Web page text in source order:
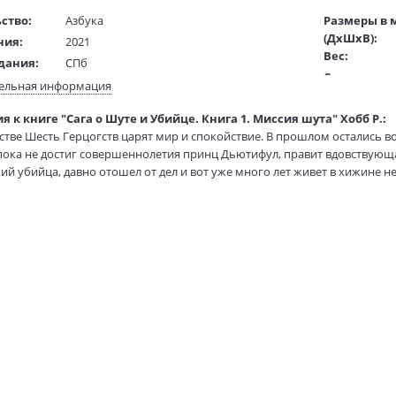
Азбука
2021
СПб
16+
английский
Твердый переплет+суперобложка
215x145 мм
Размеры в
(ДхШхВ):
Вес:
Страниц:
Код товара:
Артикул:
ISBN:
информация
к книге "Сага о Шуте и Убийце. Книга 1. Миссия шута" Хобб Р.:
Шесть Герцогств царят мир и спокойствие. В прошлом
не достиг совершеннолетия принц Дьютифул, правит
убийца, давно отошел от дел и вот уже много лет живет в хижине